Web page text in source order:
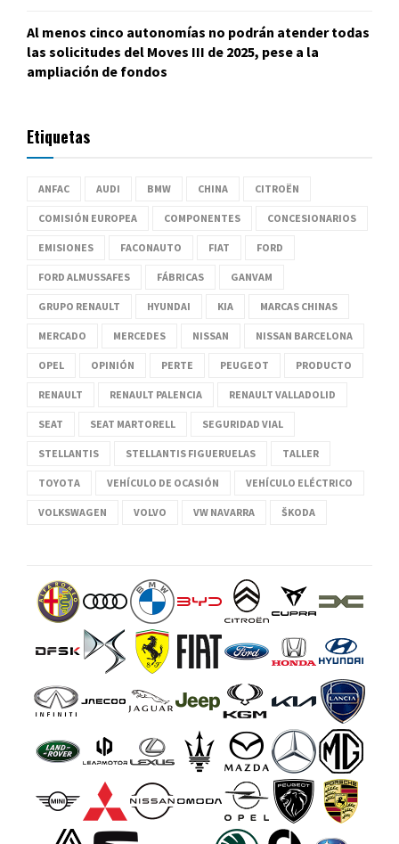
Al menos cinco autonomías no podrán atender todas
las solicitudes del Moves III de 2025, pese a la
ampliación de fondos
Etiquetas
ANFAC AUDI BMW CHINA CITROËN
COMISIÓN EUROPEA COMPONENTES CONCESIONARIOS
EMISIONES FACONAUTO FIAT FORD
FORD ALMUSSAFES FÁBRICAS GANVAM
GRUPO RENAULT HYUNDAI KIA MARCAS CHINAS
MERCADO MERCEDES NISSAN NISSAN BARCELONA
OPEL OPINIÓN PERTE PEUGEOT PRODUCTO
RENAULT RENAULT PALENCIA RENAULT VALLADOLID
SEAT SEAT MARTORELL SEGURIDAD VIAL
STELLANTIS STELLANTIS FIGUERUELAS TALLER
TOYOTA VEHÍCULO DE OCASIÓN VEHÍCULO ELÉCTRICO
VOLKSWAGEN VOLVO VW NAVARRA ŠKODA